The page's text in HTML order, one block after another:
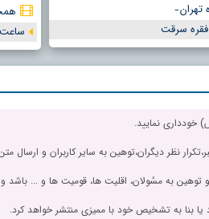
تهران
خودداری نمایید.
نظر دیگران،توهین به سایر کاربران و ارسال
توهین به مسٔولان، اقلیت ها، قومیت ها و ... باشد
بنا به تشخیص خود با ممیزی منتشر خواهد کرد.